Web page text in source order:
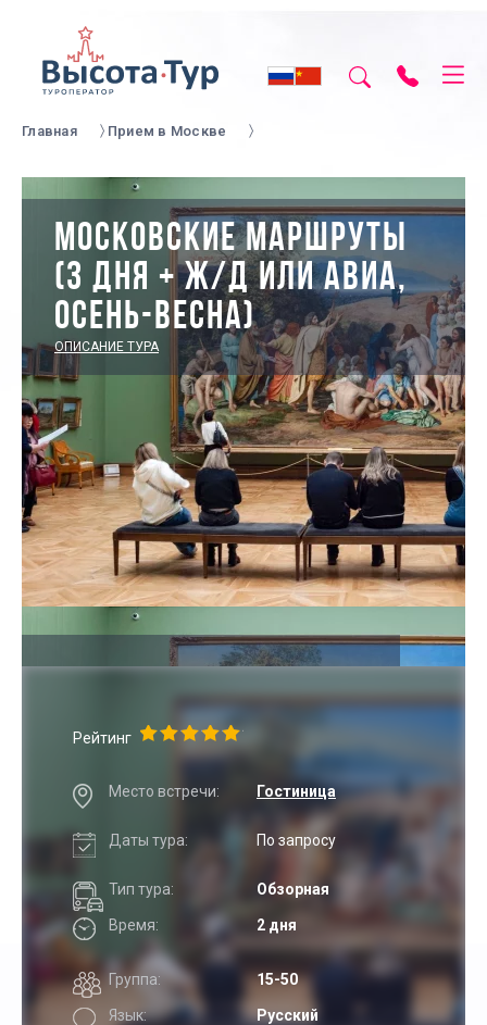
Главная Прием в Москве
МОСКОВСКИЕ МАРШРУТЫ
(3 ДНЯ + Ж/Д ИЛИ АВИА,
ОСЕНЬ-ВЕСНА)
ОПИСАНИЕ ТУРА
Рейтинг
Место встречи: Гостиница
Даты тура: По запросу
Тип тура: Обзорная
Время: 2 дня
Группа: 15-50
Язык: Русский